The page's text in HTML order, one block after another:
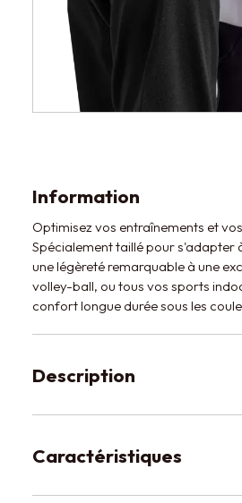
Information
Optimisez vos entraînements et
Spécialement taillé pour s'adapter
une légèreté remarquable à une
volley-ball, ou tous vos sports
confort longue durée sous les
Description
Caractéristiques